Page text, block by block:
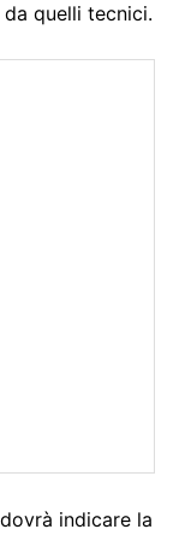
quelli tecnici.
indicare la